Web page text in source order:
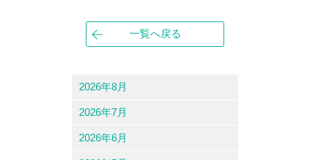
一覧へ戻る
2026年8月
2026年7月
2026年6月